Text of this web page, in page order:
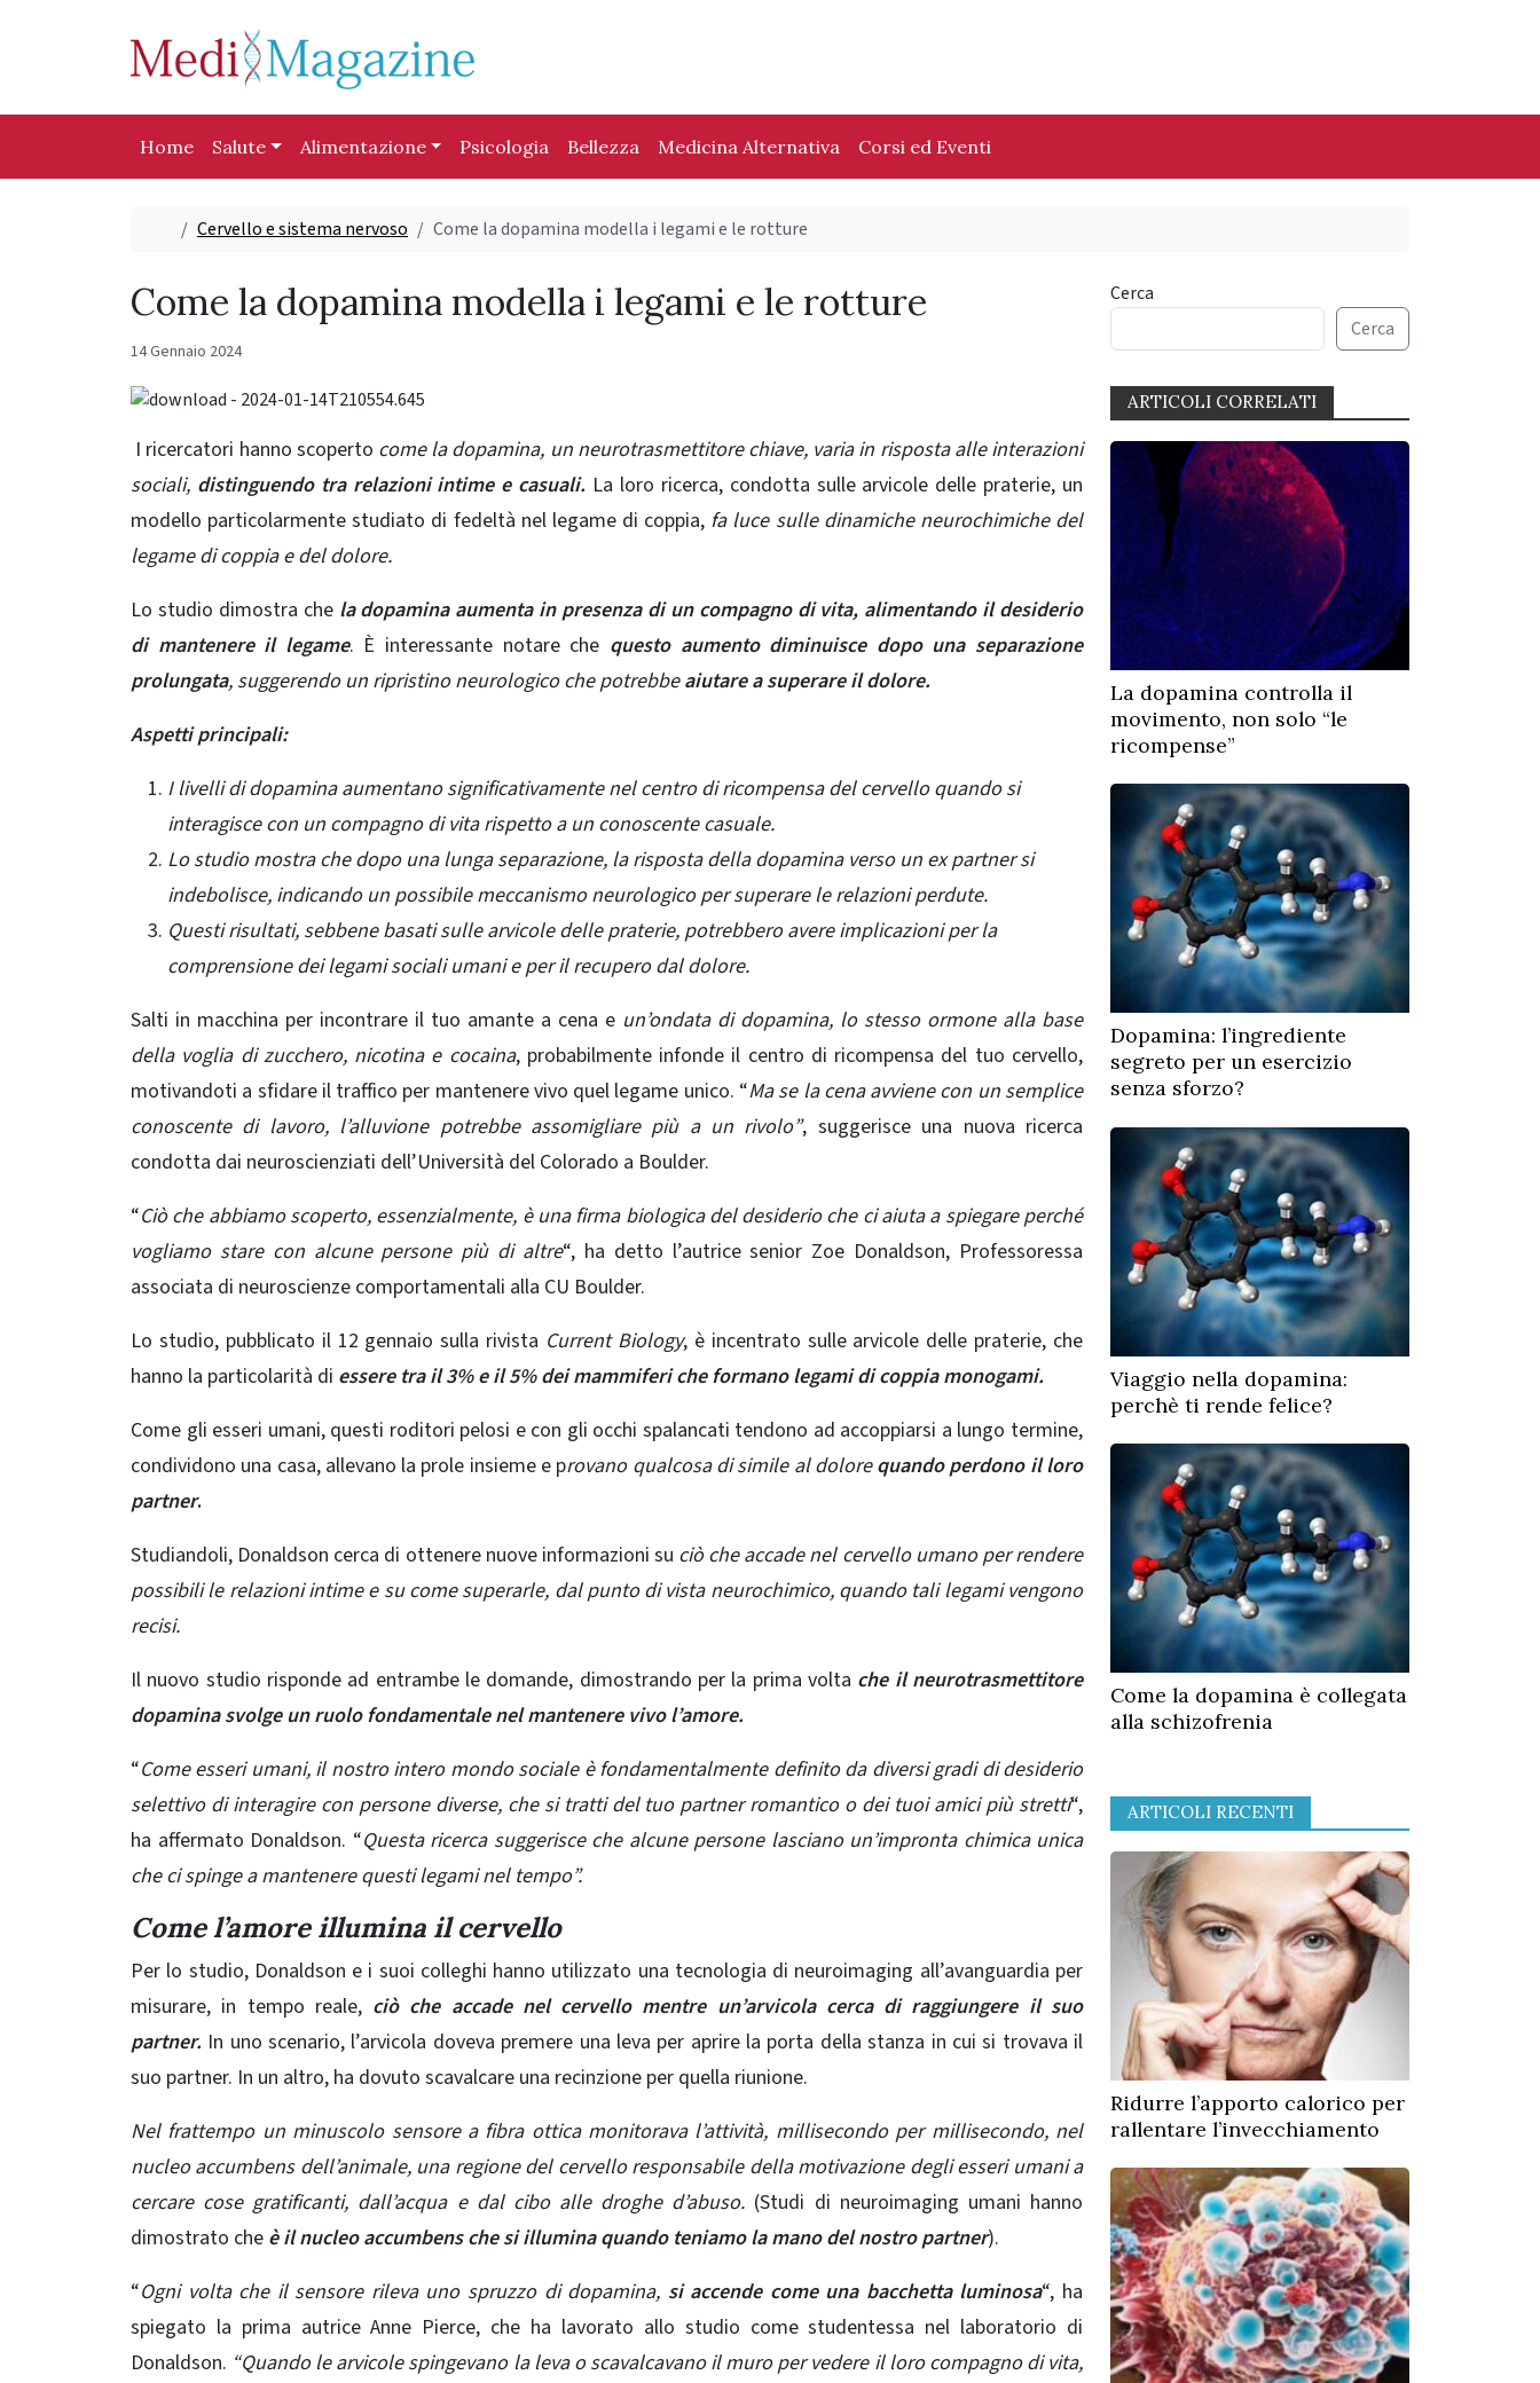
Home Salute Alimentazione Psicologia Bellezza Medicina Alternativa Corsi ed Eventi
Home
Cervello e sistema nervoso Come la dopamina modella i legami e le rotture
Come la dopamina modella i legami e le rotture
14 Gennaio 2024
I ricercatori hanno scoperto come la dopamina, un neurotrasmettitore chiave, varia in risposta alle interazioni
sociali, distinguendo tra relazioni intime e casuali. La loro ricerca, condotta sulle arvicole delle praterie, un
modello particolarmente studiato di fedeltà nel legame di coppia, fa luce sulle dinamiche neurochimiche del
legame di coppia e del dolore.
Lo studio dimostra chela dopamina aumenta in presenza di un compagno di vita, alimentando il desiderio
di mantenere il legame. È interessante notare che questo aumento diminuisce dopo una separazione
prolungata, suggerendo un ripristino neurologico che potrebbeaiutare a superare il dolore.
Aspetti principali:
I livelli di dopamina aumentano significativamente nel centro di ricompensa del cervello quando si
interagisce con un compagno di vita rispetto a un conoscente casuale.
Lo studio mostra che dopo una lunga separazione, la risposta della dopamina verso un ex partner si
indebolisce, indicando un possibile meccanismo neurologico per superare le relazioni perdute.
Questi risultati, sebbene basati sulle arvicole delle praterie, potrebbero avere implicazioni per la
comprensione dei legami sociali umani e per il recupero dal dolore.
Salti in macchina per incontrare il tuo amante a cena e un’ondata di dopamina, lo stesso ormone alla base
della voglia di zucchero, nicotina e cocaina, probabilmente infonde il centro di ricompensa del tuo cervello,
motivandoti a sfidare il traffico per mantenere vivo quel legame unico. “Ma se la cena avviene con un semplice
conoscente di lavoro, l’alluvione potrebbe assomigliare più a un rivolo”, suggerisce una nuova ricerca
condotta dai neuroscienziati dell’Università del Colorado a Boulder.
“Ciò che abbiamo scoperto, essenzialmente, è una firma biologica del desiderio che ci aiuta a spiegare perché
vogliamo stare con alcune persone più di altre“, ha detto l’autrice senior Zoe Donaldson, Professoressa
associata di neuroscienze comportamentali alla CU Boulder.
Lo studio, pubblicato il 12 gennaio sulla rivista Current Biology, è incentrato sulle arvicole delle praterie, che
hanno la particolarità di essere tra il 3% e il 5% dei mammiferi che formano legami di coppia monogami.
Come gli esseri umani, questi roditori pelosi e con gli occhi spalancati tendono ad accoppiarsi a lungo termine,
condividono una casa, allevano la prole insieme e provano qualcosa di simile al dolorequando perdono il loro
partner.
Studiandoli, Donaldson cerca di ottenere nuove informazioni su ciò che accade nel cervello umano per rendere
possibili le relazioni intime e su come superarle, dal punto di vista neurochimico, quando tali legami vengono
recisi.
Il nuovo studio risponde ad entrambe le domande, dimostrando per la prima volta che il neurotrasmettitore
dopamina svolge un ruolo fondamentale nel mantenere vivo l’amore.
“Come esseri umani, il nostro intero mondo sociale è fondamentalmente definito da diversi gradi di desiderio
selettivo di interagire con persone diverse, che si tratti del tuo partner romantico o dei tuoi amici più stretti“,
ha affermato Donaldson. “Questa ricerca suggerisce che alcune persone lasciano un’impronta chimica unica
che ci spinge a mantenere questi legami nel tempo”.
Come l’amore illumina il cervello
Per lo studio, Donaldson e i suoi colleghi hanno utilizzato una tecnologia di neuroimaging all’avanguardia per
misurare, in tempo reale,ciò che accade nel cervello mentre un’arvicola cerca di raggiungere il suo
partner. In uno scenario, l’arvicola doveva premere una leva per aprire la porta della stanza in cui si trovava il
suo partner. In un altro, ha dovuto scavalcare una recinzione per quella riunione.
Nel frattempo un minuscolo sensore a fibra ottica monitorava l’attività, millisecondo per millisecondo, nel
nucleo accumbens dell’animale, una regione del cervello responsabile della motivazione degli esseri umani a
cercare cose gratificanti, dall’acqua e dal cibo alle droghe d’abuso. (Studi di neuroimaging umani hanno
dimostrato che è il nucleo accumbens che si illumina quando teniamo la mano del nostro partner).
“Ogni volta che il sensore rileva uno spruzzo di dopamina, si accende come una bacchetta luminosa“, ha
spiegato la prima autrice Anne Pierce, che ha lavorato allo studio come studentessa nel laboratorio di
Donaldson. “Quando le arvicole spingevano la leva o scavalcavano il muro per vedere il loro compagno di vita,
Cerca
Cerca
ARTICOLI CORRELATI
La dopamina controlla il
movimento, non solo “le
ricompense”
Dopamina: l’ingrediente
segreto per un esercizio
senza sforzo?
Viaggio nella dopamina:
perchè ti rende felice?
Come la dopamina è collegata
alla schizofrenia
ARTICOLI RECENTI
Ridurre l’apporto calorico per
rallentare l’invecchiamento